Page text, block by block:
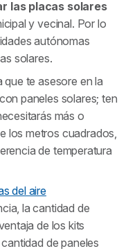
las placas solares
y vecinal. Por lo
autónomas
solares.
te asesore en la
paneles solares; ten
más o
los metros cuadrados,
de temperatura
del aire
la cantidad de
de los kits
de paneles